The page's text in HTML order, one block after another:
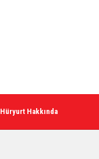
Hüryurt Hakkında